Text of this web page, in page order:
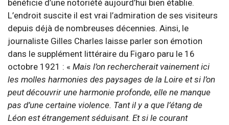
bénéficie d’une notoriété aujourd’hui bien établie.
L’endroit suscite il est vrai l’admiration de ses visiteurs
depuis déjà de nombreuses décennies. Ainsi, le
journaliste Gilles Charles laisse parler son émotion
dans le supplément littéraire du Figaro paru le 16
octobre 1921 : « Mais l’on rechercherait vainement ici
les molles harmonies des paysages de la Loire et si l’on
peut découvrir une harmonie profonde, elle ne manque
pas d’une certaine violence. Tant il y a que l’étang de
Léon est étrangement séduisant. Et si le courant